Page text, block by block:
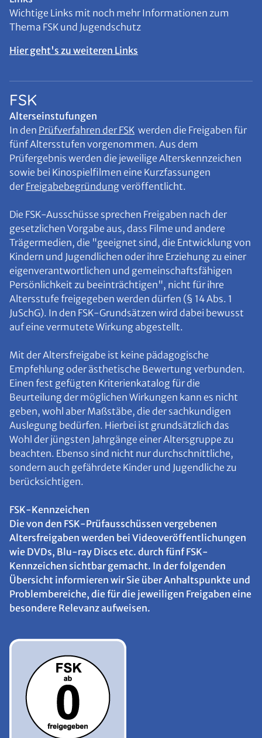
Wichtige Links mit noch mehr Informationen zum
Thema FSK und Jugendschutz
Hier geht's zu weiteren Links
FSK
Alterseinstufungen
In den Prüfverfahren der FSK werden die Freigaben für
fünf Altersstufen vorgenommen. Aus dem
Prüfergebnis werden die jeweilige Alterskennzeichen
sowie bei Kinospielfilmen eine Kurzfassungen
der Freigabebegründungveröffentlicht.
Die FSK-Ausschüsse sprechen Freigaben nach der
gesetzlichen Vorgabe aus, dass Filme und andere
Trägermedien, die "geeignet sind, die Entwicklung von
Kindern und Jugendlichen oder ihre Erziehung zu einer
eigenverantwortlichen und gemeinschaftsfähigen
Persönlichkeit zu beeinträchtigen", nicht für ihre
Altersstufe freigegeben werden dürfen (§ 14 Abs. 1
JuSchG). In den FSK-Grundsätzen wird dabei bewusst
auf eine vermutete Wirkung abgestellt.
Mit der Altersfreigabe ist keine pädagogische
Empfehlung oder ästhetische Bewertung verbunden.
Einen fest gefügten Kriterienkatalog für die
Beurteilung der möglichen Wirkungen kann es nicht
geben, wohl aber Maßstäbe, die der sachkundigen
Auslegung bedürfen. Hierbei ist grundsätzlich das
Wohl der jüngsten Jahrgänge einer Altersgruppe zu
beachten. Ebenso sind nicht nur durchschnittliche,
sondern auch gefährdete Kinder und Jugendliche zu
berücksichtigen.
FSK-Kennzeichen
Die von den FSK-Prüfausschüssen vergebenen
Altersfreigaben werden bei Videoveröffentlichungen
wie DVDs, Blu-ray Discs etc. durch fünf FSK-
Kennzeichen sichtbar gemacht. In der folgenden
Übersicht informieren wir Sie über Anhaltspunkte und
Problembereiche, die für die jeweiligen Freigaben eine
besondere Relevanz aufweisen.